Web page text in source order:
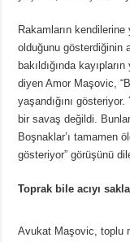
Rakamların kendilerine
olduğunu gösterdiğinin
bakıldığında
diyen Amor Maşovic,
yaşandığını
bir savaş değildi.
Boşnaklar’ı tamamen
gösteriyor” görüşünü
Toprak bile acıyı
Avukat Maşovic, toplu